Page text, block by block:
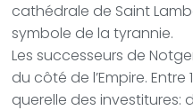
cathédrale de Saint
symbole de la tyrannie.
Les successeurs de
du côté de l’Empire. Entre
querelle des